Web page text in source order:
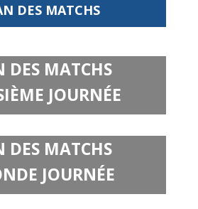
DES MATCHS
DES MATCHS
JOURNÉE
DES MATCHS
JOURNÉE